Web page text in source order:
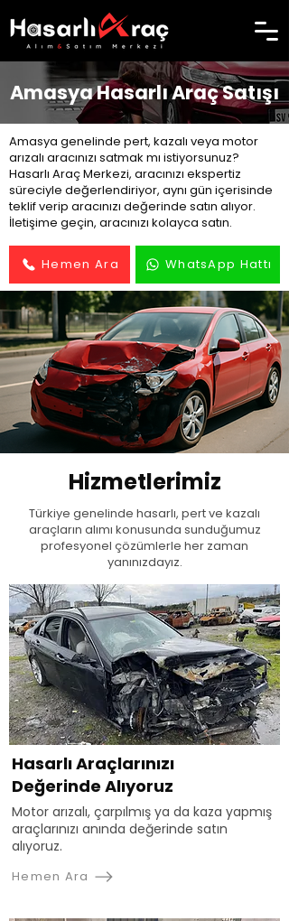
Amasya Hasarlı Araç Satışı
Amasya genelinde pert, kazalı veya motor
arızalı aracınızı satmak mı istiyorsunuz?
Hasarlı Araç Merkezi, aracınızı ekspertiz
süreciyle değerlendiriyor, aynı gün içerisinde
teklif verip aracınızı değerinde satın alıyor.
İletişime geçin, aracınızı kolayca satın.
Hemen Ara WhatsApp Hattı
Hizmetlerimiz
Türkiye genelinde hasarlı, pert ve kazalı
araçların alımı konusunda sunduğumuz
profesyonel çözümlerle her zaman
yanınızdayız.
Hasarlı Araçlarınızı
Değerinde Alıyoruz
Motor arızalı, çarpılmış ya da kaza yapmış
araçlarınızı anında değerinde satın
alıyoruz.
Hemen Ara